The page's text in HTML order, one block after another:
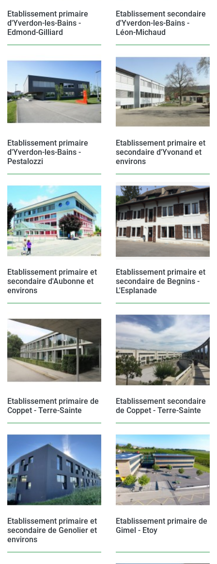
Etablissement primaire
d'Yverdon-les-Bains -
Edmond-Gilliard
Etablissement secondaire
d'Yverdon-les-Bains -
Léon-Michaud
Etablissement primaire
d'Yverdon-les-Bains -
Pestalozzi
Etablissement primaire et
secondaire d'Yvonand et
environs
Etablissement primaire et
secondaire d'Aubonne et
environs
Etablissement primaire et
secondaire de Begnins -
L'Esplanade
Etablissement primaire de
Coppet - Terre-Sainte
Etablissement secondaire
de Coppet - Terre-Sainte
Etablissement primaire et
secondaire de Genolier et
environs
Etablissement primaire de
Gimel - Etoy